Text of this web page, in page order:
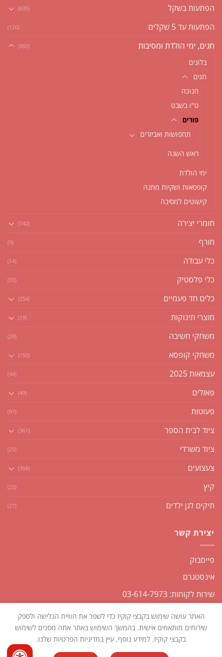
הפתעות בשקל (635)
הפתעות עד 5 שקלים (120)
חגים, ימי הולדת ומסיבות (860)
בלונים
חגים
חנוכה
ט''ו בשבט
פורים
תחפושות ואביזרים
ראש השנה
ימי הולדת
קופסאות ושקיות מתנה
קישוטים למסיבה
חומרי יצירה (142)
חורף (9)
כלי עבודה (14)
כלי פלסטיק (55)
כלים חד פעמיים (254)
מוצרי תינוקות (19)
משחקי חשיבה (29)
משחקי קופסא (150)
עצמאות 2025 (44)
פאזלים (49)
פעוטות (97)
ציוד לבית הספר (361)
ציוד משרדי (25)
צעצועים (368)
קיץ (25)
תיקים לגן ילדים (27)
יצירת קשר
פייסבוק
אינסטגרם
שירות לקוחות: 03-614-7973
כל הזכויות שמורות2026 © שקליקו| נבנה ומנוהל על ידי WEmanage -
האתר עושה שימוש בקבצי קוקיז כדי לשפר את חוויית הגלישה ולספק
שירותים מותאמים אישית. בהמשך השימוש באתר אתה מסכים לשימוש
בקבצי קוקיז. למידע נוסף, עיין במדיניות הפרטיות שלנו.